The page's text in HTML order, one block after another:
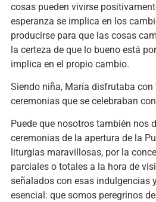
cosas pueden vivirse
esperanza se implica en los
producirse para que las cosas
la certeza de que lo bueno está
implica en el propio cambio.
Siendo niña, María disfrutaba
ceremonias que se celebraban
Puede que nosotros también nos
ceremonias de la apertura de la
liturgias maravillosas, por la
parciales o totales a la hora de
señalados con esas indulgencias
esencial: que somos peregrinos